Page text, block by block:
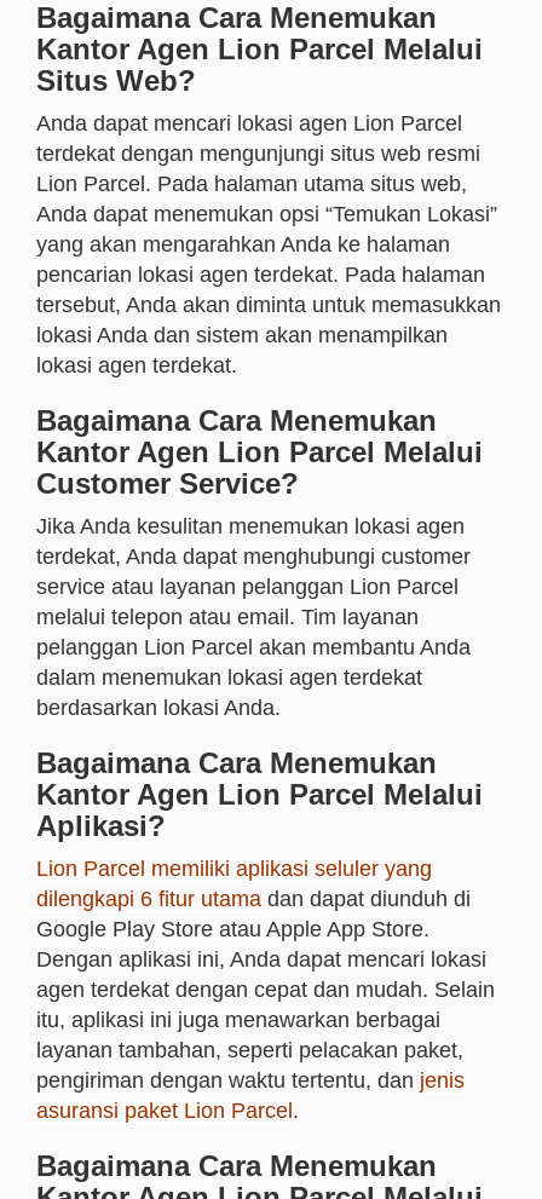
Bagaimana Cara Menemukan
Kantor Agen Lion Parcel Melalui
Situs Web?
Anda dapat mencari lokasi agen Lion Parcel
terdekat dengan mengunjungi situs web resmi
Lion Parcel. Pada halaman utama situs web,
Anda dapat menemukan opsi “Temukan Lokasi”
yang akan mengarahkan Anda ke halaman
pencarian lokasi agen terdekat. Pada halaman
tersebut, Anda akan diminta untuk memasukkan
lokasi Anda dan sistem akan menampilkan
lokasi agen terdekat.
Bagaimana Cara Menemukan
Kantor Agen Lion Parcel Melalui
Customer Service?
Jika Anda kesulitan menemukan lokasi agen
terdekat, Anda dapat menghubungi customer
service atau layanan pelanggan Lion Parcel
melalui telepon atau email. Tim layanan
pelanggan Lion Parcel akan membantu Anda
dalam menemukan lokasi agen terdekat
berdasarkan lokasi Anda.
Bagaimana Cara Menemukan
Kantor Agen Lion Parcel Melalui
Aplikasi?
Lion Parcel memiliki aplikasi seluler yang
dilengkapi 6 fitur utama dan dapat diunduh di
Google Play Store atau Apple App Store.
Dengan aplikasi ini, Anda dapat mencari lokasi
agen terdekat dengan cepat dan mudah. Selain
itu, aplikasi ini juga menawarkan berbagai
layanan tambahan, seperti pelacakan paket,
pengiriman dengan waktu tertentu, dan jenis
asuransi paket Lion Parcel .
Bagaimana Cara Menemukan